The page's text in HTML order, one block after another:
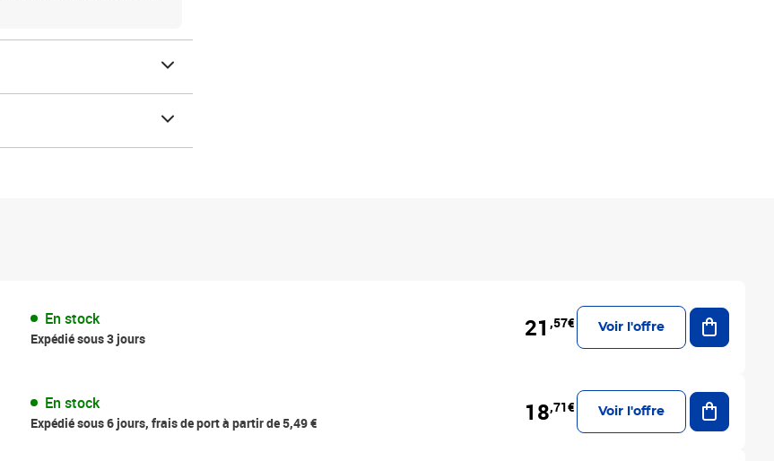
En stock
Expédié sous 3 jours 21 ,57€ Voir l'offre
Ajouter
En stock
Expédié sous 6 jours, frais de port à partir de 5,49 € 18,71€ Voir l'offre
Ajouter